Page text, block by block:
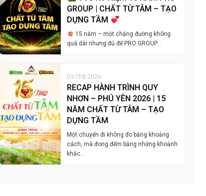
GROUP | CHẤT TỪ TÂM – TẠO
DỰNG TẦM
15 năm – một chặng đường không
quá dài nhưng đủ để PRO GROUP…
03-Th8-2026
RECAP HÀNH TRÌNH QUY
NHƠN – PHÚ YÊN 2026 | 15
NĂM CHẤT TỪ TÂM – TẠO
DỰNG TẦM
Một chuyến đi không đo bằng khoảng
cách, mà đong đếm bằng những khoảnh
khắc…